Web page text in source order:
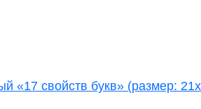
«17 свойств букв» (размер: